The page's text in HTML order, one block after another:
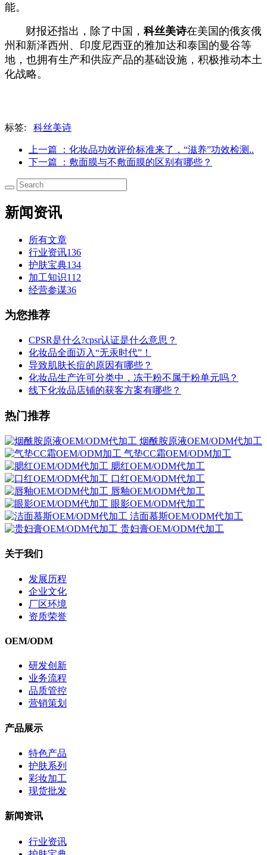
能。
财报还指出，除了中国， 科丝美诗在美国的俄亥俄
州和新泽西州、印度尼西亚的雅加达和泰国的曼谷等
地，也拥有生产和供应产品的基础设施，积极推动本土
化战略。
标签: 科丝美诗
上一篇
：化妆品功效评价标准来了，“滋养”功效检测..
下一篇
：敷面膜与不敷面膜的区别有哪些？
新闻资讯
所有文章
行业资讯136
护肤宝典134
加工知识112
经营参谋36
为您推荐
CPSR是什么?cpsr认证是什么意思？
化妆品全面迈入“无汞时代”！
导致肌肤长痘的原因有哪些？
化妆品生产许可分类中，冻干粉不属于粉单元吗？
线下化妆品店铺的获客方案有哪些？
热门推荐
烟酰胺原液OEM/ODM代加工
气垫CC霜OEM/ODM加工
腮红OEM/ODM代加工
口红OEM/ODM代加工
唇釉OEM/ODM代加工
眼影OEM/ODM代加工
洁面慕斯OEM/ODM代加工
贵妇膏OEM/ODM代加工
关于我们
发展历程
企业文化
厂区环境
资质荣誉
OEM/ODM
研发创新
业务流程
品质管控
营销策划
产品展示
特色产品
护肤系列
彩妆加工
现货批发
新闻资讯
行业资讯